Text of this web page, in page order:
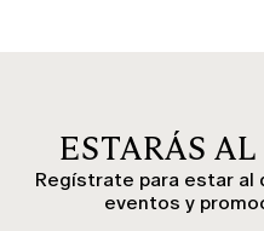
ESTARÁS
Regístrate para estar al
eventos y